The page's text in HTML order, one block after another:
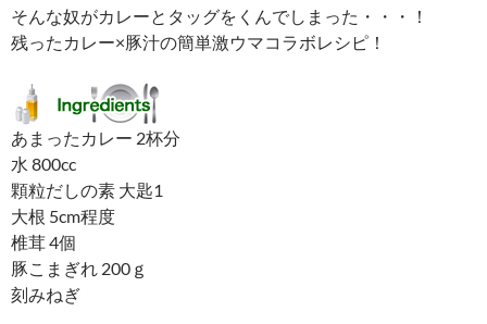
そんな奴がカレーとタッグをくんでしまった・・・！
残ったカレー×豚汁の簡単激ウマコラボレシピ！
あまったカレー 2杯分
水 800cc
顆粒だしの素 大匙1
大根 5cm程度
椎茸 4個
豚こまぎれ 200ｇ
刻みねぎ